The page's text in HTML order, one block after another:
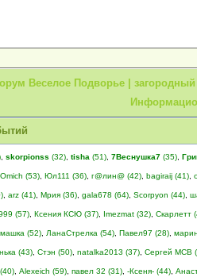
Веселое Подворье |
, skorpionss (32), tisha (51), 7Веснушка7 (35),
Omich (53), Юл111 (36), г@лин@ (42), bagiraij (41),
, arz (41), Мрия (36), gala678 (64), Scorpyon (44),
(57), Ксения КСЮ (37), Imezmat (32), Скарлетт
(52), ЛанаСтрелка (54), Павел97 (28),
(43), Стэн (50), natalka2013 (37), Сергей МСВ
, Alexeich (59), павел 32 (31), -Ксеня- (44),